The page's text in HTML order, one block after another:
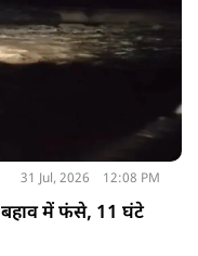
31 Jul, 2026 12:08 PM
में फंसे, 11 घंटे